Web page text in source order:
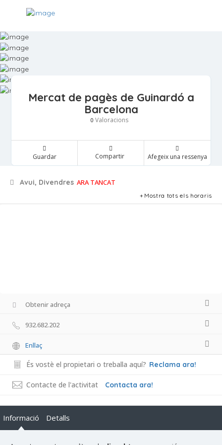
Mercat de pagès de Guinardó a
Barcelona
0 Valoracions
Guardar Compartir Afegeix una ressenya
Avui, Divendres ARA TANCAT
Mostra tots els horaris
Obtenir adreça
932.682.202
Enllaç
És vostè el propietari o treballa aquí? Reclama ara!
Contacte de l'activitat Contacta ara!
Informació Detalls